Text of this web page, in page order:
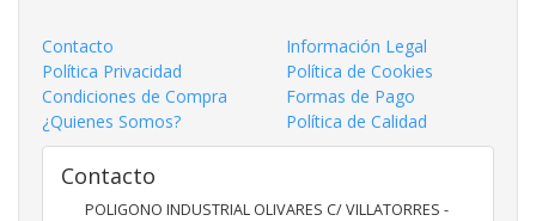
Contacto
Información Legal
Política Privacidad
Política de Cookies
Condiciones de Compra
Formas de Pago
¿Quienes Somos?
Política de Calidad
Contacto
POLIGONO INDUSTRIAL OLIVARES C/ VILLATORRES -